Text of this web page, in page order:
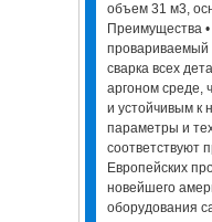
объем 31 м3,
Преимущества
провариваемый
сварка всех
аргоном среде,
и устойчивым к
параметры и
соответствуют
Европейских
новейшего
оборудования